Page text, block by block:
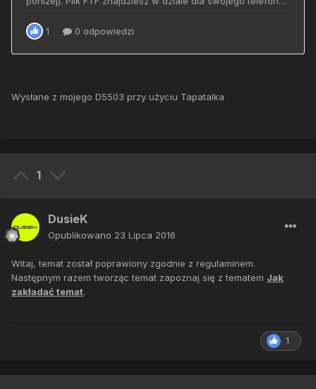
Wysłane z mojego D5503 przy użyciu Tapatalka
1
DusieK
Opublikowano 23 Lipca 2016
Witaj, temat został poprawiony zgodnie z regulaminem.
Następnym razem tworząc temat zapoznaj się z tematem Jak
zakładać temat.
1